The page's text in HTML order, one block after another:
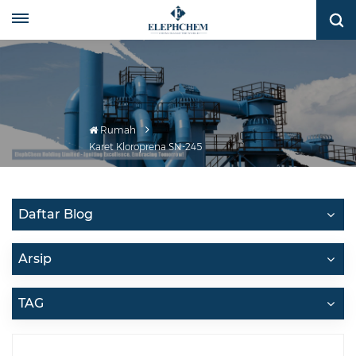
Rumah
Karet Kloroprena SN-245
Daftar Blog
Arsip
TAG